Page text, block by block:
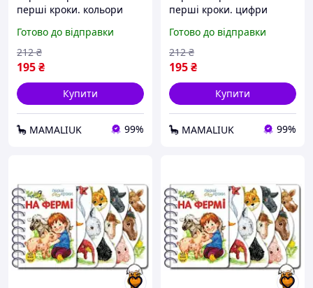
перші кроки. кольори
Готово до відправки
195₴
212 ₴
Купити
🦕 MAMALIUK 99%
перші кроки. цифри
Готово до відправки
195₴
212 ₴
Купити
🦕 MAMALIUK 99%